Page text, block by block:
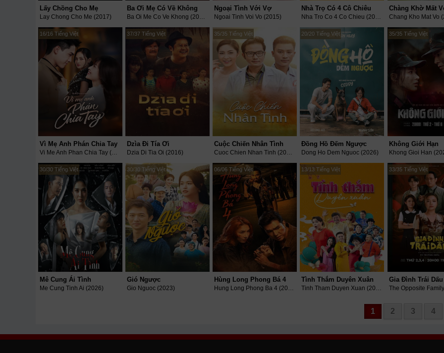
Lấy Chồng Cho Mẹ
Lay Chong Cho Me (2017)
Ba Ơi Mẹ Có Về Không
Ba Oi Me Co Ve Khong (2015)
Ngoại Tình Với Vợ
Ngoai Tinh Voi Vo (2015)
Nhà Trọ Có 4 Cô Chiêu
Nha Tro Co 4 Co Chieu (2019)
Chàng Khờ Mất
Chang Kho Mat Vo
16/16 Tiếng Việt
Vì Mẹ Anh Phán Chia Tay
Vi Me Anh Phan Chia Tay (2026)
37/37 Tiếng Việt
Dzìa Đi Tía Ơi
Dzia Di Tia Oi (2016)
35/35 Tiếng Việt
Cuộc Chiến Nhân Tình
Cuoc Chien Nhan Tinh (2021)
20/20 Tiếng Việt
Đồng Hồ Đếm Ngược
Dong Ho Dem Nguoc (2026)
35/35 Tiếng Việt
Không Giới Hạn
Khong Gioi Han
30/30 Tiếng Việt
Mê Cung Ái Tình
Me Cung Tinh Ai (2026)
30/30 Tiếng Việt
Gió Ngược
Gio Nguoc (2023)
06/06 Tiếng Việt
Hùng Long Phong Bá 4
Hung Long Phong Ba 4 (2026)
13/13 Tiếng Việt
Tình Thắm Duyên Xuân
Tinh Tham Duyen Xuan (2022)
33/35 Tiếng Việt
Gia Đình Trái Dấu
The Opposite
1 2 3 4